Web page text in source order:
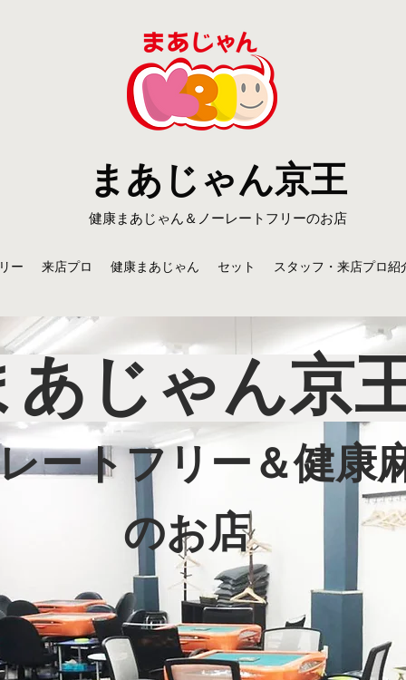
まあじゃん京王
​健康まあじゃん＆ノーレートフリーのお店
ー 来店プロ 健康まあじゃん セット スタッフ・来店プロ紹
あじゃん京
ートフリー＆健康
のお店